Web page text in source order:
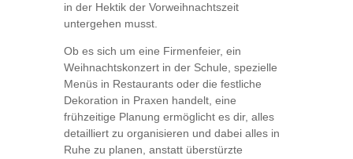
in der Hektik der Vorweihnachtszeit
untergehen musst.
Ob es sich um eine Firmenfeier, ein
Weihnachtskonzert in der Schule, spezielle
Menüs in Restaurants oder die festliche
Dekoration in Praxen handelt, eine
frühzeitige Planung ermöglicht es dir, alles
detailliert zu organisieren und dabei alles in
Ruhe zu planen, anstatt überstürzte